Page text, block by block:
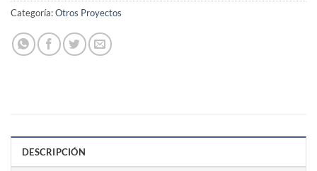
Categoría:Otros Proyectos
DESCRIPCIÓN